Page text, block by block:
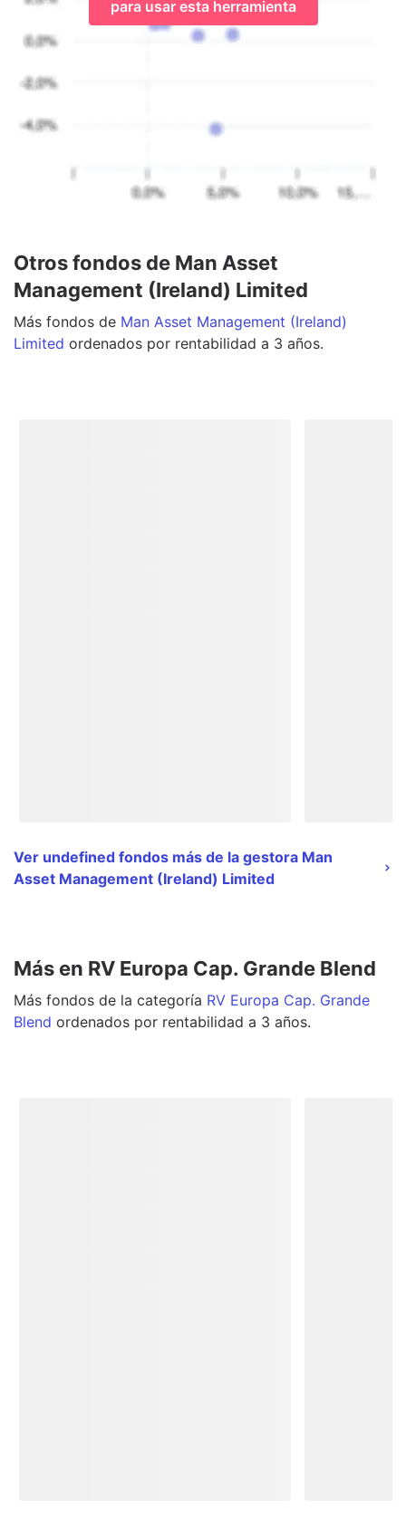
para usar esta herramienta
Otros fondos de Man Asset
Management (Ireland) Limited
Más fondos de Man Asset Management (Ireland)
Limited ordenados por rentabilidad a 3 años.
Ver undefined fondos más de la gestora Man
Asset Management (Ireland) Limited
Más en RV Europa Cap. Grande Blend
Más fondos de la categoría RV Europa Cap. Grande
Blend ordenados por rentabilidad a 3 años.